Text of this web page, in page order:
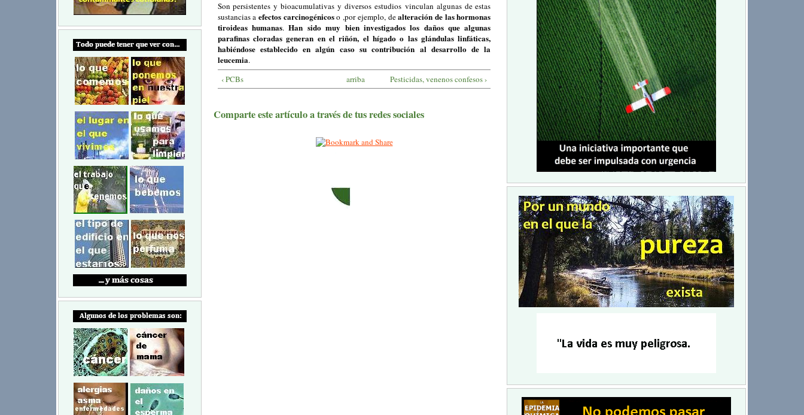
Son persistentes y bioacumulativas y diversos estudios vinculan algunas de estas
sustancias a efectos carcinogénicoso ,por ejemplo, dealteración de las hormonas
tiroideas humanas.Han sido muy bien investigados los daños que algunas
parafinas cloradas generan en el riñón, el hígado o las glándulas linfáticas,
habiéndose establecido en algún caso su contribución al desarrollo de la
leucemia.
‹ PCBs
arriba Pesticidas, venenos confesos ›
Comparte este artículo a través de tus redes sociales